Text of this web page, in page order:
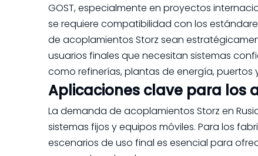
GOST, especialmente en proyectos
se requiere compatibilidad con los
de acoplamientos Storz sean
usuarios finales que necesitan sistemas
como refinerías, plantas de energía,
Aplicaciones clave para los
La demanda de acoplamientos Storz en
sistemas fijos y equipos móviles. Para los
escenarios de uso final es esencial para